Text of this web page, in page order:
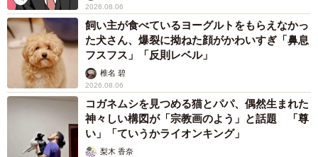
2026.08.06
飼い主が食べているヨーグルトをもらえなかっ
た犬さん、爆裂に拗ねた顔がかわいすぎ「鼻息
フスフス」「反則レベル」
椎名 碧
2026.08.06
コガネムシを見つめる猫とパパ、偶然生まれた
神々しい構図が「宗教画のよう」と話題 「尊
い」「ていうかライオンキング」
梨木 香奈